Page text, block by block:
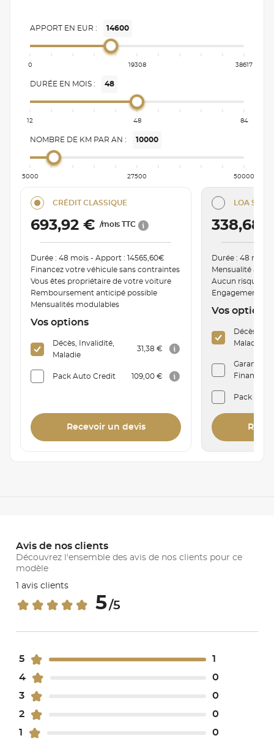
APPORT EN EUR : 14600
0 19308 38617
DURÉE EN MOIS : 48
12 48 84
NOMBRE DE KM PAR AN : 10000
5000 27500 50000
CRÉDIT CLASSIQUE
693,92 €/mois TTC
Durée : 48 mois - Apport : 14565,60€
Financez votre véhicule sans contraintes
Vous êtes propriétaire de votre voiture
Remboursement anticipé possible
Mensualités modulables
Vos options
Décès, Invalidité,
Maladie
31,38 €
Pack Auto Credit 109,00 €
Recevoir un devis
LOA
338,68
Durée : 48 mois
Mensualité
Aucun risque de
Engagement de
Vos options
Décès,
Maladie
Garantie
Financière
Pack Auto
Avis de nos clients
Découvrez l'ensemble des avis de nos clients pour ce
modèle
1 avis clients
5/5
5
1
4
0
3
0
2
0
1
0